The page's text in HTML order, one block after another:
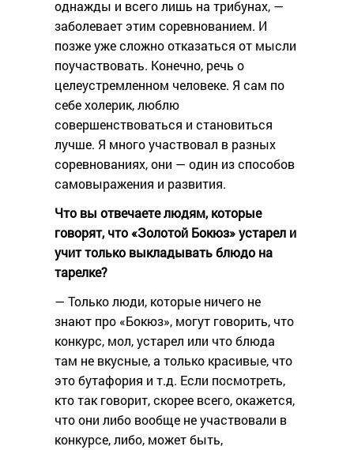
однажды и всего лишь на трибунах, —
заболевает этим соревнованием. И
позже уже сложно отказаться от мысли
поучаствовать. Конечно, речь о
целеустремленном человеке. Я сам по
себе холерик, люблю
совершенствоваться и становиться
лучше. Я много участвовал в разных
соревнованиях, они — один из способов
самовыражения и развития.
Что вы отвечаете людям, которые
говорят, что «Золотой Бокюз» устарел и
учит только выкладывать блюдо на
тарелке?
— Только люди, которые ничего не
знают про «Бокюз», могут говорить, что
конкурс, мол, устарел или что блюда
там не вкусные, а только красивые, что
это бутафория и т.д. Если посмотреть,
кто так говорит, скорее всего, окажется,
что они либо вообще не участвовали в
конкурсе, либо, может быть,